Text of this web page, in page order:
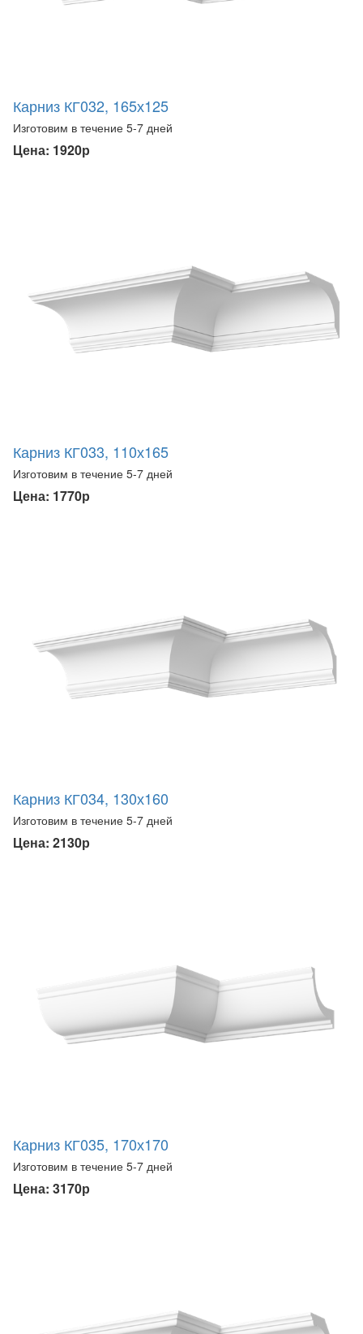
Карниз КГ032, 165х125
Изготовим в течение 5-7 дней
Цена: 1920р
Карниз КГ033, 110х165
Изготовим в течение 5-7 дней
Цена: 1770р
Карниз КГ034, 130х160
Изготовим в течение 5-7 дней
Цена: 2130р
Карниз КГ035, 170х170
Изготовим в течение 5-7 дней
Цена: 3170р